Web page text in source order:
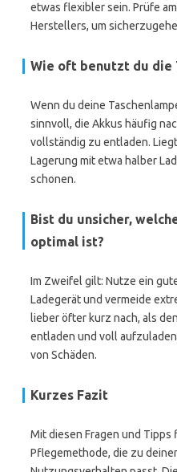
etwas flexibler sein. Prüfe
Herstellers, um
Wie oft benutzt du die
Wenn du deine
sinnvoll, die Akkus häufig
vollständig zu entladen.
Lagerung mit etwa halber
schonen.
Bist du unsicher,
optimal ist?
Im Zweifel gilt: Nutze ein
Ladegerät und vermeide
lieber öfter kurz nach, als
entladen und voll
von Schäden.
Kurzes Fazit
Mit diesen Fragen und Tipps
Pflegemethode, die zu